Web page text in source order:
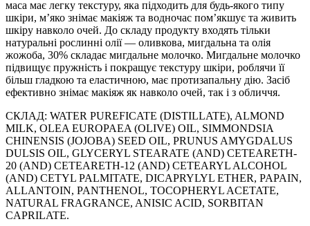
маса має легку текстуру, яка підходить для будь-якого типу
шкіри, м’яко знімає макіяж та водночас пом’якшує та живить
шкіру навколо очей. До складу продукту входять тільки
натуральні рослинні олії — оливкова, мигдальна та олія
жожоба, 30% складає мигдальне молочко. Мигдальне молочко
підвищує пружність і покращує текстуру шкіри, роблячи її
більш гладкою та еластичною, має протизапальну дію. Засіб
ефективно знімає макіяж як навколо очей, так і з обличчя.
СКЛАД: WATER PUREFICATE (DISTILLATE), ALMOND
MILK, OLEA EUROPAEA (OLIVE) OIL, SIMMONDSIA
CHINENSIS (JOJOBA) SEED OIL, PRUNUS AMYGDALUS
DULSIS OIL, GLYCERYL STEARATE (AND) CETEARETH-
20 (AND) CETEARETH-12 (AND) CETEARYL ALCOHOL
(AND) CETYL PALMITATE, DICAPRYLYL ETHER, PAPAIN,
ALLANTOIN, PANTHENOL, TOCOPHERYL ACETATE,
NATURAL FRAGRANCE, ANISIC ACID, SORBITAN
CAPRILATE.